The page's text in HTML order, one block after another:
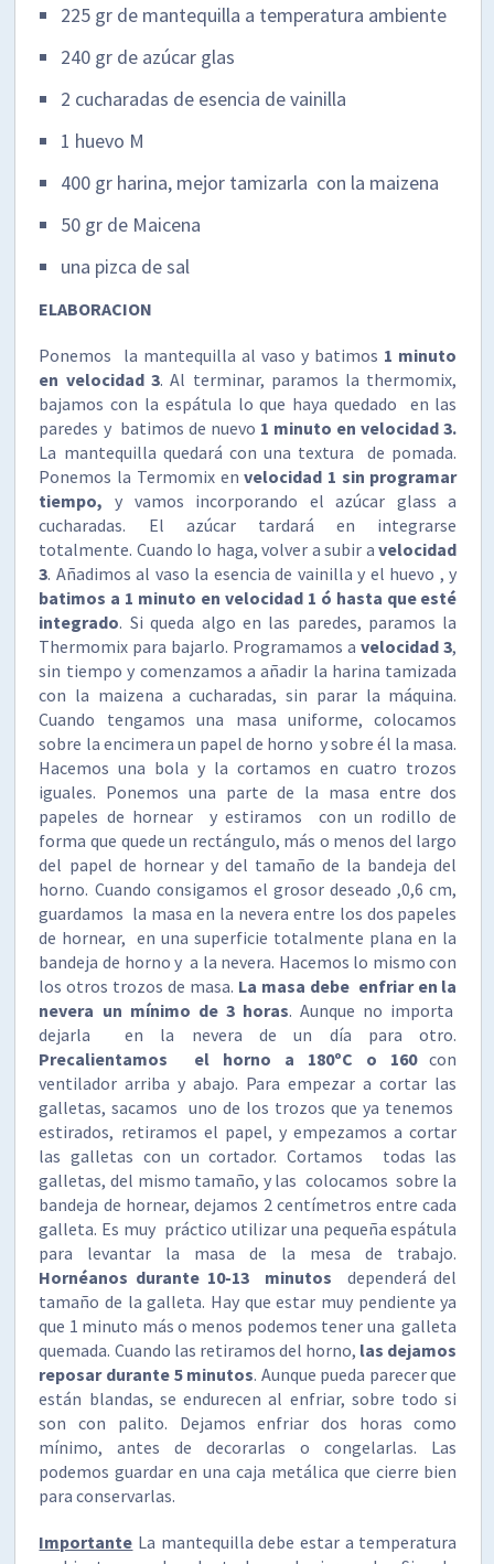
225 gr de mantequilla a temperatura ambiente
240 gr de azúcar glas
2 cucharadas de esencia de vainilla
1 huevo M
400 gr harina, mejor tamizarla con la maizena
50 gr de Maicena
una pizca de sal
ELABORACION
Ponemos la mantequilla al vaso y batimos 1 minuto
en velocidad 3. Al terminar, paramos la thermomix,
bajamos con la espátula lo que haya quedado en las
paredes y batimos de nuevo 1 minuto en velocidad 3.
La mantequilla quedará con una textura de pomada.
Ponemos la Termomix en velocidad 1 sin programar
tiempo, y vamos incorporando el azúcar glass a
cucharadas. El azúcar tardará en integrarse
totalmente. Cuando lo haga, volver a subir avelocidad
3. Añadimos al vaso la esencia de vainilla y el huevo , y
batimos a 1 minuto en velocidad 1 ó hasta que esté
integrado. Si queda algo en las paredes, paramos la
Thermomix para bajarlo. Programamos avelocidad 3,
sin tiempo y comenzamos a añadir la harina tamizada
con la maizena a cucharadas, sin parar la máquina.
Cuando tengamos una masa uniforme, colocamos
sobre la encimera un papel de horno y sobre él la masa.
Hacemos una bola y la cortamos en cuatro trozos
iguales. Ponemos una parte de la masa entre dos
papeles de hornear y estiramos con un rodillo de
forma que quede un rectángulo, más o menos del largo
del papel de hornear y del tamaño de la bandeja del
horno. Cuando consigamos el grosor deseado ,0,6 cm,
guardamos la masa en la nevera entre los dos papeles
de hornear, en una superficie totalmente plana en la
bandeja de horno y a la nevera. Hacemos lo mismo con
los otros trozos de masa. La masa debe enfriar en la
nevera un mínimo de 3 horas. Aunque no importa
dejarla en la nevera de un día para otro.
Precalientamos el horno a 180ºC o 160con
ventilador arriba y abajo. Para empezar a cortar las
galletas, sacamos uno de los trozos que ya tenemos
estirados, retiramos el papel, y empezamos a cortar
las galletas con un cortador. Cortamos todas las
galletas, del mismo tamaño, y las colocamos sobre la
bandeja de hornear, dejamos 2 centímetros entre cada
galleta. Es muy práctico utilizar una pequeña espátula
para levantar la masa de la mesa de trabajo.
Hornéanos durante 10-13 minutos
dependerá del
tamaño de la galleta. Hay que estar muy pendiente ya
que 1 minuto más o menos podemos tener una galleta
quemada. Cuando las retiramos del horno, las dejamos
reposar durante 5 minutos. Aunque pueda parecer que
están blandas, se endurecen al enfriar, sobre todo si
son con palito. Dejamos enfriar dos horas como
mínimo, antes de decorarlas o congelarlas. Las
podemos guardar en una caja metálica que cierre bien
para conservarlas.
Importante La mantequilla debe estar a temperatura